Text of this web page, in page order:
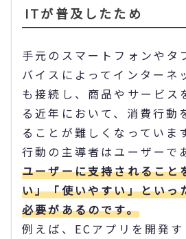
ITが普及したため
手元のスマートフォンやタ
バイスによってインターネ
も接続し、商品やサービス
る近年において、消費行動
ることが難しくなっていま
行動の主導者はユーザーで
ユーザーに支持されること
い」「使いやすい」といっ
必要があるのです。
例えば、ECアプリを開発